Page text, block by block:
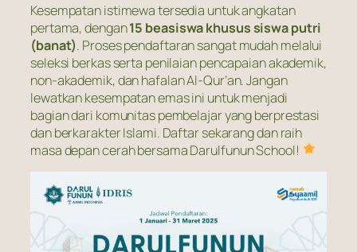
Kesempatan istimewa tersedia untuk angkatan
pertama, dengan15 beasiswa khusus siswa putri
(banat). Proses pendaftaran sangat mudah melalui
seleksi berkas serta penilaian pencapaian akademik,
non-akademik, dan hafalan Al-Qur’an. Jangan
lewatkan kesempatan emas ini untuk menjadi
bagian dari komunitas pembelajar yang berprestasi
dan berkarakter Islami. Daftar sekarang dan raih
masa depan cerah bersama Darulfunun School!